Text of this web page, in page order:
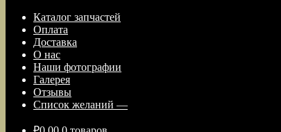
Каталог запчастей
Оплата
Доставка
О нас
Наши фотографии
Галерея
Отзывы
Список желаний —